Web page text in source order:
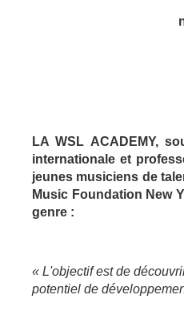
LA WSL ACADEMY,
internationale et
jeunes musiciens de
Music Foundation New
genre :
« L'objectif est de
potentiel de